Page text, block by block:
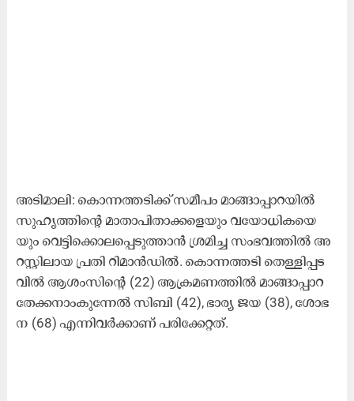
അ​ടി​മാ​ലി: കൊ​ന്ന​ത്ത​ടി​ക്ക്​ സ​മീ​പം മാ​ങ്ങാ​പ്പാ​റ​യി​ൽ
സു​ഹൃ​ത്തി​ന്‍റെ മാ​താ​പി​താ​ക്ക​ളെ​യും വ​യോ​ധി​ക​യെ​
യും വെ​ട്ടി​ക്കൊ​ല​പ്പെ​ടു​ത്താ​ൻ ശ്ര​മി​ച്ച സം​ഭ​വ​ത്തി​ൽ അ​
റ​സ്റ്റി​ലാ​യ പ്ര​തി റി​മാ​ൻ​ഡി​ൽ. കൊ​ന്ന​ത്ത​ടി തെ​ള്ളി​പ്പ​ട​
വി​ൽ ആ​ശം​സി​ന്‍റെ​ (22) ആ​ക്ര​മ​ണ​ത്തി​ൽ മാ​ങ്ങാ​പ്പാ​റ
തേ​ക്ക​നാം​കു​ന്നേ​ൽ സി​ബി (42), ഭാ​ര്യ ജ​യ (38), ശോ​ഭ​
ന (68) എ​ന്നി​വ​ർ​ക്കാ​ണ് പ​രി​ക്കേ​റ്റ​ത്.